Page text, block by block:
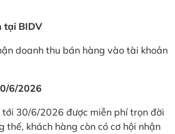
tại BIDV
doanh thu bán hàng vào tài khoản
6/2026
30/6/2026 được miễn phí trọn đời
khách hàng còn có cơ hội nhận